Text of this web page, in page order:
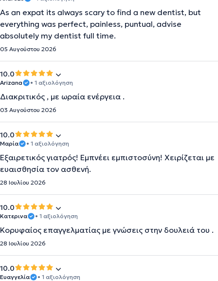
As an expat its always scary to find a new dentist, but
everything was perfect, painless, puntual, advise
absolutely my dentist full time.
05 Αυγούστου 2026
10.0
Arizana • 1 αξιολόγηση
Διακριτικός , με ωραία ενέργεια .
03 Αυγούστου 2026
10.0
Μαρία • 1 αξιολόγηση
Εξαιρετικός γιατρός! Εμπνέει εμπιστοσύνη! Χειρίζεται με
ευαισθησία τον ασθενή.
28 Ιουλίου 2026
10.0
Κατερινα • 1 αξιολόγηση
Κορυφαίος επαγγελματίας με γνώσεις στην δουλειά του .
28 Ιουλίου 2026
10.0
Ευαγγελία • 1 αξιολόγηση